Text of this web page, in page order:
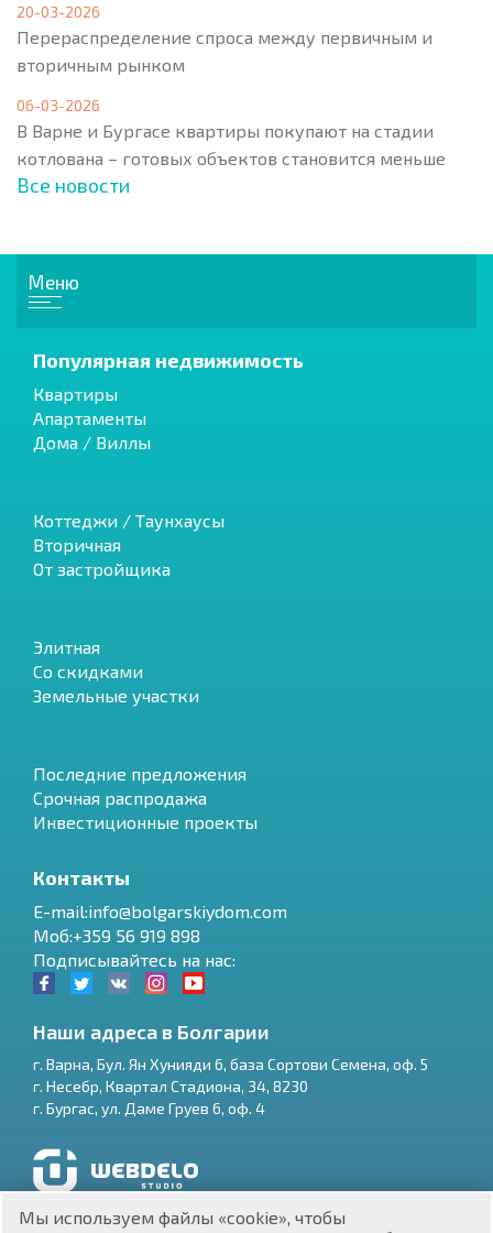
$
20-03-2026
Перераспределение спроса между первичным и
вторичным рынком
06-03-2026
В Варне и Бургасе квартиры покупают на стадии
котлована – готовых объектов становится меньше
Все новости
Меню
Популярная недвижимость
Квартиры
Апартаменты
Дома / Виллы
Коттеджи / Таунхаусы
Вторичная
От застройщика
Элитная
Со скидками
Земельные участки
Последние предложения
Срочная распродажа
Инвестиционные проекты
Контакты
E-mail:info@bolgarskiydom.com
Моб:+359 56 919 898
Подписывайтесь на нас:
Наши адреса в Болгарии
г. Варна, Бул. Ян Хунияди 6, база Сортови Семена, оф. 5
г. Несебр, Квартал Стадиона, 34, 8230
г. Бургас, ул. Даме Груев 6, оф. 4
Разработка и SEO продвижение сайтов
Мы используем файлы «cookie», чтобы